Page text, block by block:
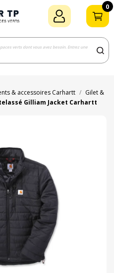
0
& accessoires Carhartt
Gilet &
Gilliam Jacket Carhartt